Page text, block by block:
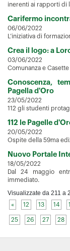
inerenti ai rapporti di
Carifermo
06/06/2022
L’iniziativa di
Crea il logo: a
03/06/2022
Comunanza e
Conoscenza,
Pagella d'Oro
23/05/2022
112 gli studenti
112 le Pagelle
20/05/2022
Ospite della 59ma
Nuovo Portale
18/05/2022
Dal 24 maggio
immediato.
Visualizzate da 211 a
« 12 13 14
25 26 27 28